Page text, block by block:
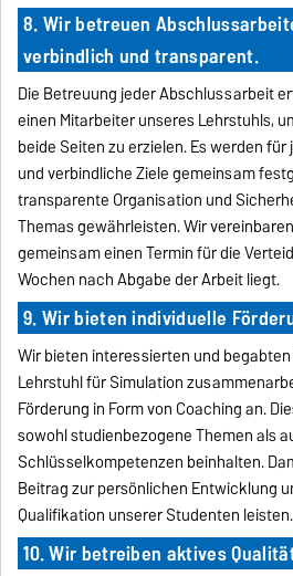
8. Wir betreuen
verbindlich und transparent.
Die Betreuung jeder Abschlussarbeit
einen Mitarbeiter unseres Lehrstuhls,
beide Seiten zu erzielen. Es werden
und verbindliche Ziele gemeinsam
transparente Organisation und
Themas gewährleisten. Wir
gemeinsam einen Termin für die
Wochen nach Abgabe der Arbeit liegt.
9. Wir bieten individuelle
Wir bieten interessierten und
Lehrstuhl für Simulation
Förderung in Form von Coaching an.
sowohl studienbezogene Themen als
Schlüsselkompetenzen beinhalten.
Beitrag zur persönlichen Entwicklung
Qualifikation unserer Studenten leisten.
10. Wir betreiben aktives